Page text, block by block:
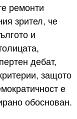
ремонти
зрител, че
и
дебат,
защото
е
обоснован.